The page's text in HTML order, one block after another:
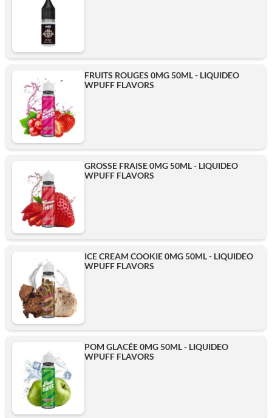
FRUITS ROUGES 0MG 50ML - LIQUIDEO
WPUFF FLAVORS
GROSSE FRAISE 0MG 50ML - LIQUIDEO
WPUFF FLAVORS
ICE CREAM COOKIE 0MG 50ML - LIQUIDEO
WPUFF FLAVORS
POM GLACÉE 0MG 50ML - LIQUIDEO
WPUFF FLAVORS